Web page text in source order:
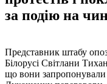
за подію на
Представник штабу
Білорусі Світлани
що вони